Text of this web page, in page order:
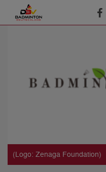
(Logo: Zenaga Foundation)